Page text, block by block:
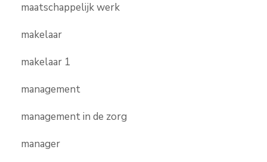
maatschappelijk werk
makelaar
makelaar 1
management
management in de zorg
manager